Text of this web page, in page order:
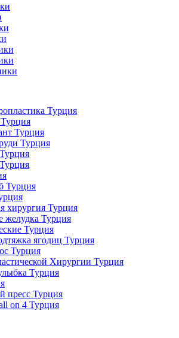
Турция
Турция
Турция
Турция
хирургия Турция
желудка Турция
Турция
ягодиц Турция
Турция
Хирургии Турция
Турция
пресс Турция
on 4 Турция